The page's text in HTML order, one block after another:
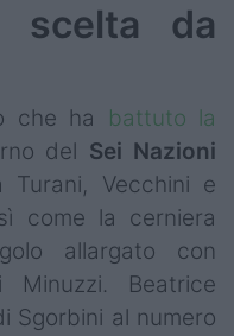
scelta da
che ha
battuto la
del Sei Nazioni
Turani, Vecchini e
come la cerniera
allargato con
Beatrice
Sgorbini al numero